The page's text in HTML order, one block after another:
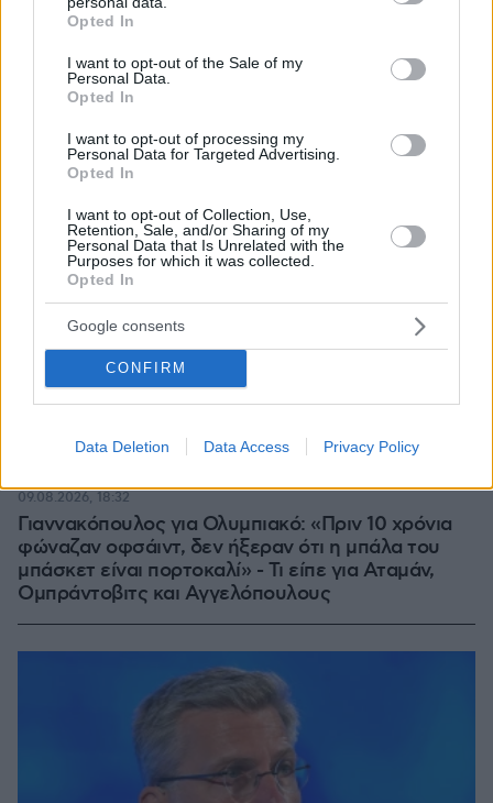
grant or deny consent to Google and its third-party tags to
use your data for below specified purposes in below Google
consent section.
Opted In
I want to opt-out of the Sale of my
Personal Data.
Opted In
I want to opt-out of processing my
Personal Data for Targeted Advertising.
Opted In
I want to opt-out of Collection, Use,
Retention, Sale, and/or Sharing of my
Personal Data that Is Unrelated with the
Purposes for which it was collected.
Opted In
Google consents
CONFIRM
Data Deletion Data Access Privacy Policy
Γιαννακόπουλος για Ολυμπιακό: «Πριν 10 χρόνια
φώναζαν οφσάιντ, δεν ήξεραν ότι η μπάλα του
μπάσκετ είναι πορτοκαλί» - Τι είπε για Αταμάν,
Ομπράντοβιτς και Αγγελόπουλους
09.08.2026, 18:32